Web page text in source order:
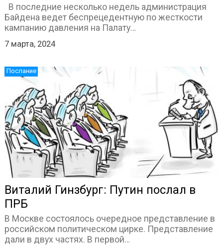
В последние несколько недель администрация
Байдена ведет беспрецедентную по жесткости
кампанию давления на Палату…
7 марта, 2024
Послание
Виталий Гинзбург: Путин послал в
ПРБ
В Москве состоялось очередное представление в
российском политическом цирке. Представление
дали в двух частях. В первой…